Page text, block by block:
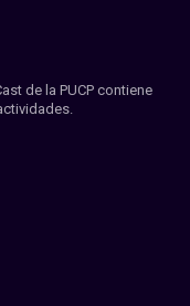
de la PUCP contiene